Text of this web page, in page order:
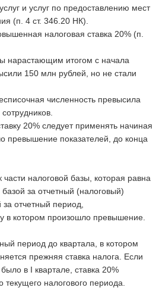
и услуг по предоставлению мест
(п. 4 ст. 346.20 НК).
налоговая ставка 20% (п.
нарастающим итогом с начала
150 млн рублей, но не стали
численность превысила
20% следует применять начиная
превышение показателей, до конца
налоговой базы, которая равна
за отчетный (налоговый)
отчетный период,
в котором произошло превышение.
период до квартала, в котором
прежняя ставка налога. Если
в I квартале, ставка 20%
текущего налогового периода.